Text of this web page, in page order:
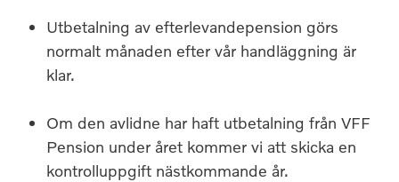
Utbetalning av efterlevandepension görs
normalt månaden efter vår handläggning är
klar.
Om den avlidne har haft utbetalning från VFF
Pension under året kommer vi att skicka en
kontrolluppgift nästkommande år.